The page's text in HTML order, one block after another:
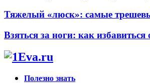
Тяжелый «люск»: самые
Взяться за ноги: как избавиться
Полезно знать